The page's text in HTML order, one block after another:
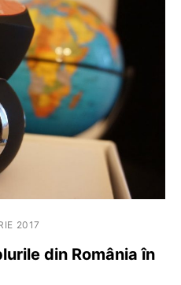
2017
din România în